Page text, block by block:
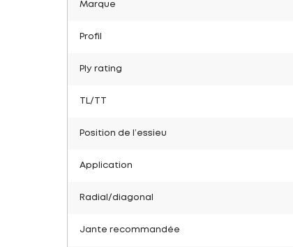
Marque
Profil
Ply rating
TL/TT
Position de l’essieu
Application
Radial/diagonal
Jante recommandée